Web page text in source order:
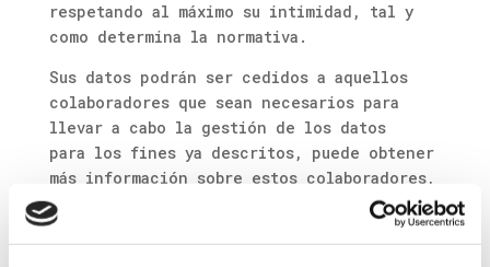
respetando al máximo su intimidad, tal y
como determina la normativa.
Sus datos podrán ser cedidos a aquellos
colaboradores que sean necesarios para
llevar a cabo la gestión de los datos
para los fines ya descritos, puede obtener
más información sobre estos colaboradores,
la obtención de datos, el
delegado de protección de datos, los fines